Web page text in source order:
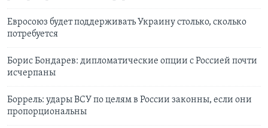
Евросоюз будет поддерживать Украину столько, сколько
потребуется
Борис Бондарев: дипломатические опции с Россией почти
исчерпаны
Боррель: удары ВСУ по целям в России законны, если они
пропорциональны